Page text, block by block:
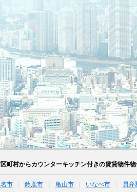
町村からカウンターキッチン付きの賃貸物件
市 鈴鹿市 亀山市 いなべ市 員弁